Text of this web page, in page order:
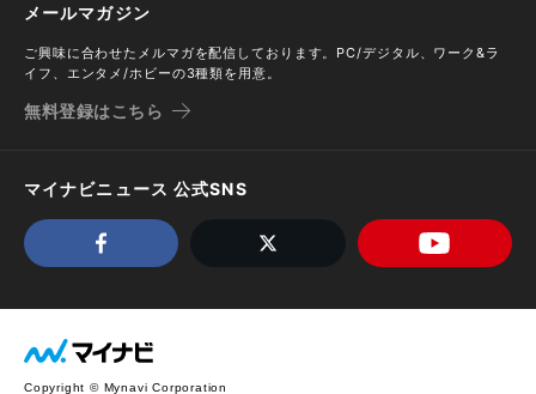
メールマガジン
ご興味に合わせたメルマガを配信しております。PC/デジタル、ワーク&ラ
イフ、エンタメ/ホビーの3種類を用意。
無料登録はこちら
マイナビニュース 公式SNS
Copyright © Mynavi Corporation